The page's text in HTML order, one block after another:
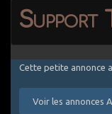
Support
Cette petite annonce
Voir les annonces